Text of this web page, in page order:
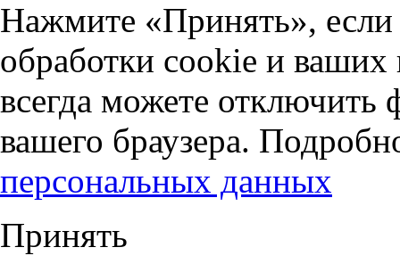
Нажмите «Принять», если
обработки cookie и
всегда можете отключить
вашего браузера.
персональных данных
Принять